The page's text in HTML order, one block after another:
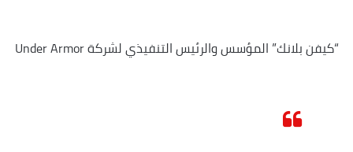
“كيفن بلانك” المؤسس والرئيس التنفيذي لشركة Under Armor